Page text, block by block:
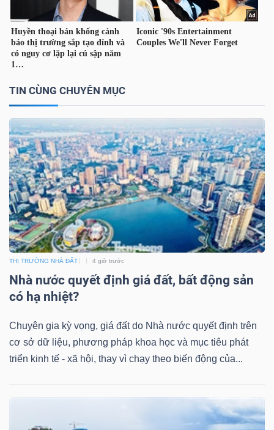
TIN CÙNG CHUYÊN MỤC
THỊ TRƯỜNG NHÀ ĐẤT 4 giờ trước
Nhà nước quyết định giá đất, bất động sản
có hạ nhiệt?
Chuyên gia kỳ vọng, giá đất do Nhà nước quyết định trên
cơ sở dữ liệu, phương pháp khoa học và mục tiêu phát
triển kinh tế - xã hội, thay vì chạy theo biến động của...
DÙNG
YẾU
CHĂM
SÓC
SỨC
KHỎE
TÀI
CÔNG